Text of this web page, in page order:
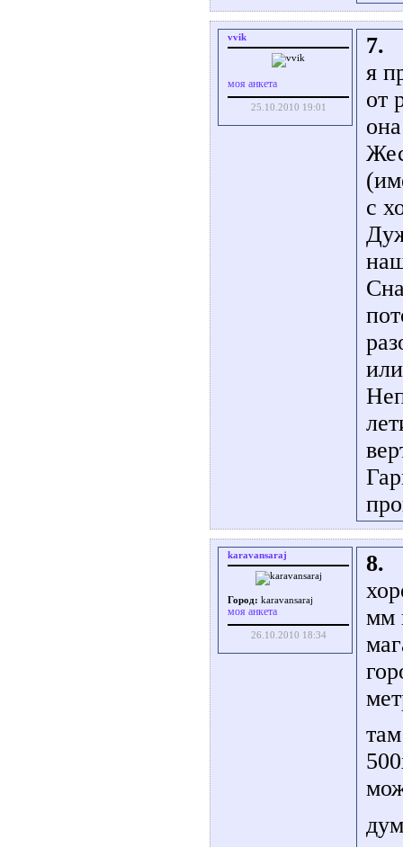
vvik
моя анкета
25.10.2010 19:01
7.
я
от
с
karavansaraj
Город: karavansaraj
моя анкета
26.10.2010 18:34
8.
мм